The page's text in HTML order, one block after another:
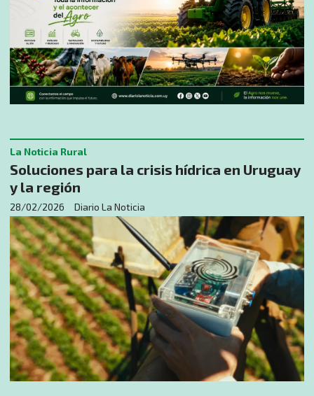
Soluciones para la crisis hídrica en Uruguay
y la región
Diario La Noticia
La Noticia Rural
28/02/2026